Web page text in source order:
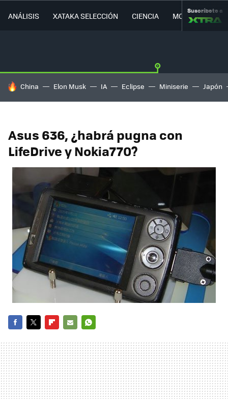
ANÁLISIS XATAKA SELECCIÓN CIENCIA MOVILIDAD
Suscríbete a
HOY SE HABLA DE
China Elon Musk IA Eclipse Miniserie Japón
Asus 636, ¿habrá pugna con
LifeDrive y Nokia770?
MAIL